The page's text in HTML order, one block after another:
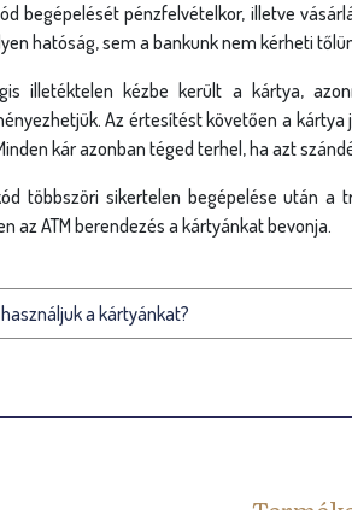
begépelését pénzfelvételkor, illetve
hatóság, sem a bankunk nem kérheti
illetéktelen kézbe került a kártya,
Az értesítést követően a
kár azonban téged terhel, ha azt
többszöri sikertelen begépelése után a
az ATM berendezés a kártyánkat bevonja.
használjuk a kártyánkat?